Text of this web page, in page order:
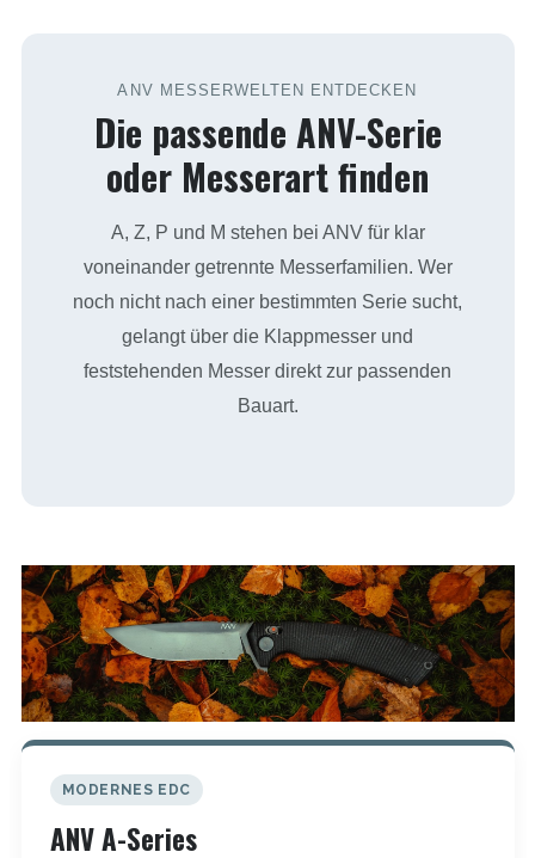
ANV MESSERWELTEN ENTDECKEN
Die passende ANV-Serie
oder Messerart finden
A, Z, P und M stehen bei ANV für klar
voneinander getrennte Messerfamilien. Wer
noch nicht nach einer bestimmten Serie sucht,
gelangt über die Klappmesser und
feststehenden Messer direkt zur passenden
Bauart.
MODERNES EDC
ANV A-Series